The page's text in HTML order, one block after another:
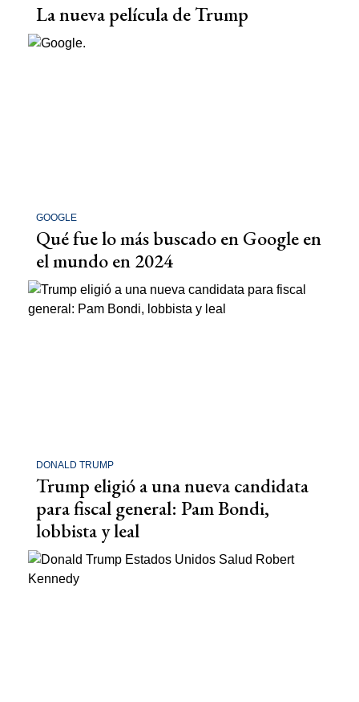
La nueva película de Trump
GOOGLE
Qué fue lo más buscado en Google en
el mundo en 2024
DONALD TRUMP
Trump eligió a una nueva candidata
para fiscal general: Pam Bondi,
lobbista y leal